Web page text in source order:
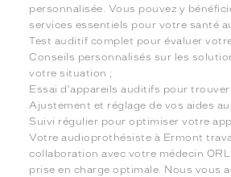
personnalisée. Vous pouvez y
services essentiels pour votre santé
Test auditif complet pour évaluer
Conseils personnalisés sur les
votre situation ;
Essai d'appareils auditifs pour trouver
Ajustement et réglage de vos aides
Suivi régulier pour optimiser votre
Votre audioprothésiste à Ermont
collaboration avec votre médecin
prise en charge optimale. Nous vous